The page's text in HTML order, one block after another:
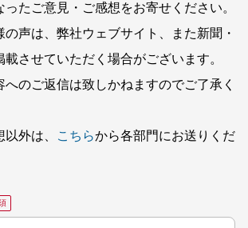
たご意見・ご感想をお寄せください。
声は、弊社ウェブサイト、また新聞・
させていただく場合がございます。
のご返信は致しかねますのでご了承く
外は、
こちらから各部門にお送りくだ